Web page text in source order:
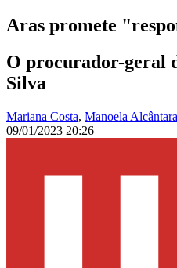
Aras promete
O procurador-geral
Silva
Mariana Costa, Manoela Alcântara
09/01/2023 20:26